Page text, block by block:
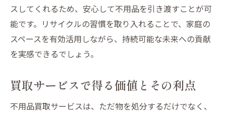
スペース活用のための不用品処分方法
手放すことで得られる新しい生活の価値
空間効率化を目指した賢い選択
買取とリサイクルで不用品に新しい役割を見つ
買取とリサイクルで叶える循環型社会
不要品を新たな価値に変えるアプローチ
スしてくれるため、安心して不用品を引き渡すことが可
能です。リサイクルの習慣を取り入れることで、家庭の
スペースを有効活用しながら、持続可能な未来への貢献
を実感できるでしょう。
買取サービスで得る価値とその利点
不用品買取サービスは、ただ物を処分するだけでなく、